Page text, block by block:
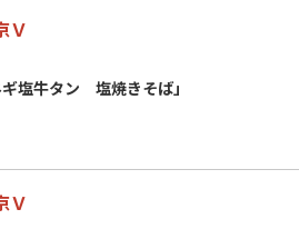
Ｖ
ギ塩牛タン 塩焼きそば」
Ｖ